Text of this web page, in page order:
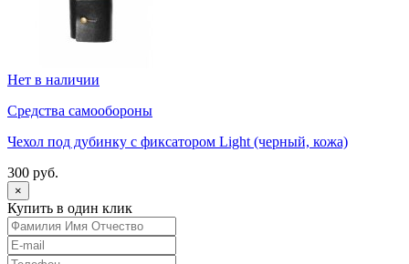
Нет в наличии
Средства самообороны
Чехол под дубинку с фиксатором Light (черный, кожа)
300 руб.
×
Купить в один клик